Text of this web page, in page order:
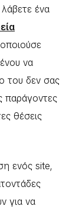
ένα
να
του δεν σας
παράγοντες
θέσεις
ενός site,
για να